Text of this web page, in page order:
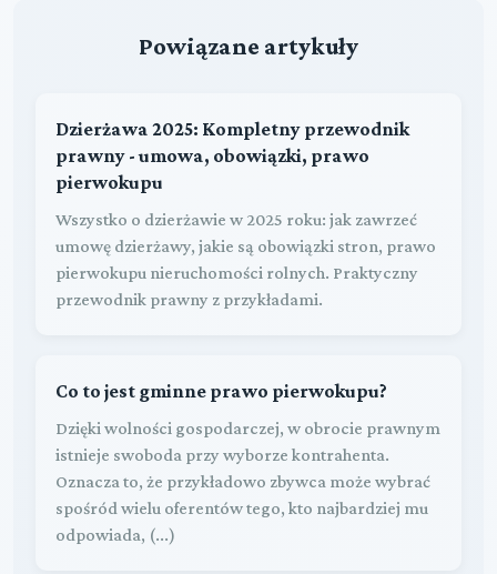
Powiązane artykuły
Dzierżawa 2025: Kompletny przewodnik
prawny - umowa, obowiązki, prawo
pierwokupu
Wszystko o dzierżawie w 2025 roku: jak zawrzeć
umowę dzierżawy, jakie są obowiązki stron, prawo
pierwokupu nieruchomości rolnych. Praktyczny
przewodnik prawny z przykładami.
Co to jest gminne prawo pierwokupu?
Dzięki wolności gospodarczej, w obrocie prawnym
istnieje swoboda przy wyborze kontrahenta.
Oznacza to, że przykładowo zbywca może wybrać
spośród wielu oferentów tego, kto najbardziej mu
odpowiada, (...)